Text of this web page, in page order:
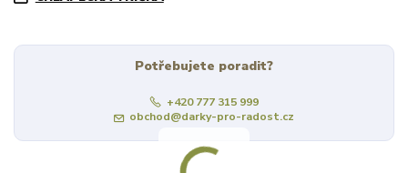
Potřebujete poradit?
+420 777 315 999
obchod@darky-pro-radost.cz